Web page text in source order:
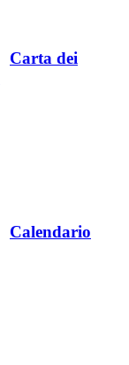
Carta dei
Calendario